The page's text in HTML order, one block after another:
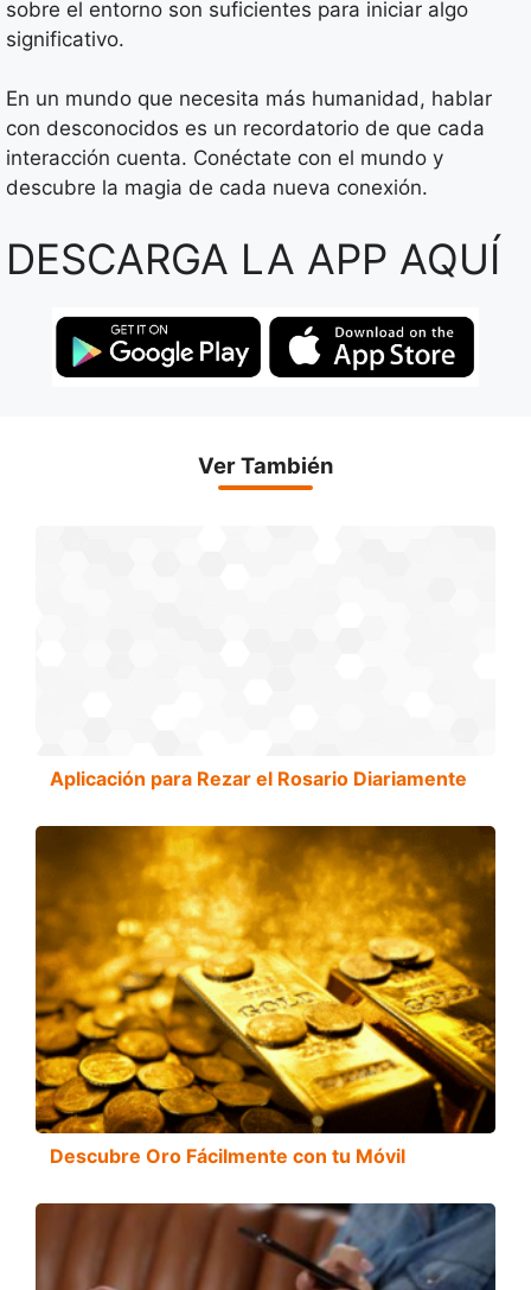
sobre el entorno son suficientes para iniciar algo
significativo.
En un mundo que necesita más humanidad, hablar
con desconocidos es un recordatorio de que cada
interacción cuenta. Conéctate con el mundo y
descubre la magia de cada nueva conexión.
DESCARGA LA APP AQUÍ
Ver También
Aplicación para Rezar el Rosario Diariamente
Descubre Oro Fácilmente con tu Móvil